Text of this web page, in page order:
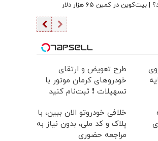
در کمین ۶۵ هزار دلار
طرح تعویض و ارتقای
خودروهای کرمان موتور با
تسهیلات ❗ ثبت‌نام کنید
خلافی خودروتو الان ببین، با
پلاک و کد ملی، بدون نیاز به
مراجعه حضوری